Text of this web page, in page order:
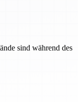
sind während des